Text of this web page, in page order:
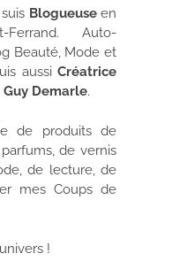
Blogueuseen
Auto-
Beauté, Mode et
aussi Créatrice
Demarle.
de produits de
de vernis
de lecture, de
mes Coups de
!